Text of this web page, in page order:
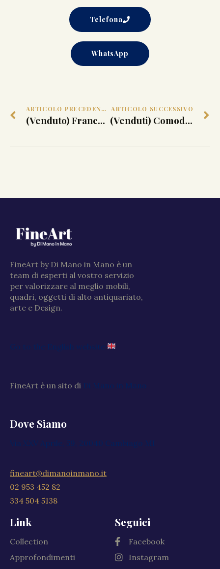
Telefona
WhatsApp
ARTICOLO PRECEDENTE
(Venduto) Francesco De Mura (Napoli 1696-1782) e studio. Restaurazione del tempio di Salomone. 1751-‘52 circa
ARTICOLO SUCCESSIVO
(Venduti) Comodini ‘Barium’ Luciano Frigerio
FineArt by Di Mano in Mano è un
team di esperti al vostro servizio
per valorizzare al meglio mobili,
quadri, oggetti di alto antiquariato,
arte e Design.
Go to the English website
FineArt è un sito di Di Mano in Mano
Dove Siamo
Via XXV Aprile, 59, 20040 Cambiago MI
fineart@dimanoinmano.it
02 953 452 82
334 504 5138
Link
Collection
Approfondimenti
Seguici
Facebook
Instagram